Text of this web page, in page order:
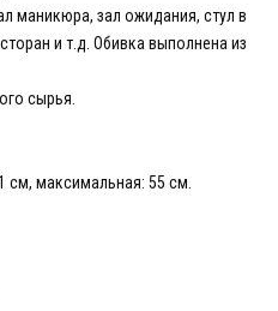
маникюра, зал ожидания, стул в
и т.д. Обивка выполнена из
сырья.
см, максимальная: 55 см.